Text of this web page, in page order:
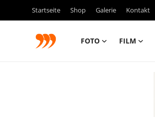
Startseite Shop Galerie Kontakt
FOTO FILM